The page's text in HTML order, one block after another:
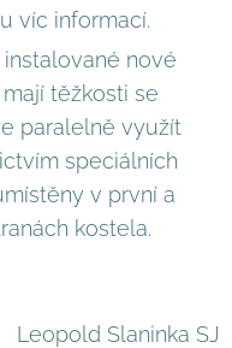
víc informací.
nové
těžkosti se
paralelně využít
speciálních
v první a
kostela.
Leopold Slaninka SJ